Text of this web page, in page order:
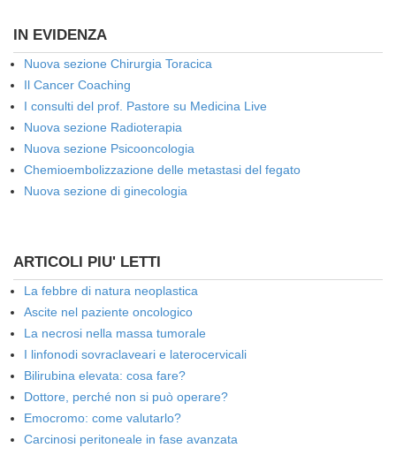
IN EVIDENZA
Nuova sezione Chirurgia Toracica
Il Cancer Coaching
I consulti del prof. Pastore su Medicina Live
Nuova sezione Radioterapia
Nuova sezione Psicooncologia
Chemioembolizzazione delle metastasi del fegato
Nuova sezione di ginecologia
ARTICOLI PIU' LETTI
La febbre di natura neoplastica
Ascite nel paziente oncologico
La necrosi nella massa tumorale
I linfonodi sovraclaveari e laterocervicali
Bilirubina elevata: cosa fare?
Dottore, perché non si può operare?
Emocromo: come valutarlo?
Carcinosi peritoneale in fase avanzata